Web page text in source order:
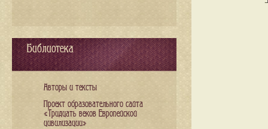
Библиотека
Авторы и тексты
Проект образовательного сайта
«Тридцать веков Европейской
цивилизации»